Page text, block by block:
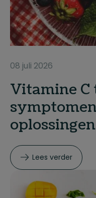
08 juli 2026
Vitamine C
oplossingen
Lees verder